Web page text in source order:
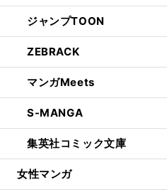
ジャンプTOON
ZEBRACK
マンガMeets
S-MANGA
集英社コミック文庫
女性マンガ